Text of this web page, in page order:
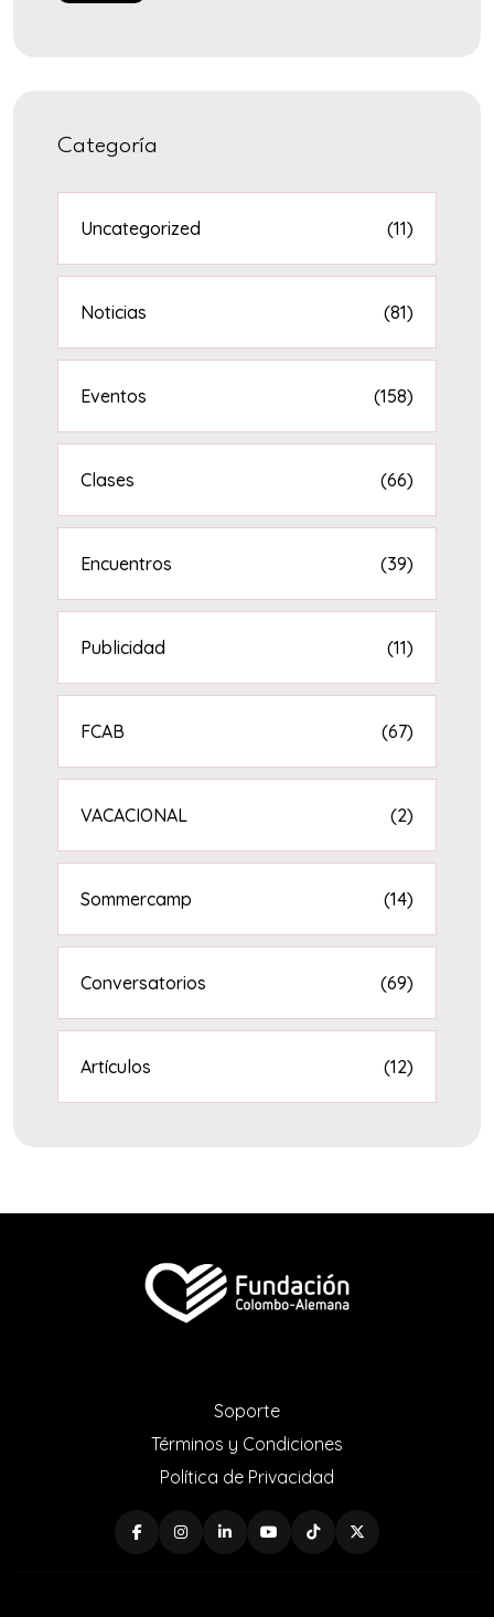
Categoría
Uncategorized (11)
Noticias (81)
Eventos (158)
Clases (66)
Encuentros (39)
Publicidad (11)
FCAB (67)
VACACIONAL (2)
Sommercamp (14)
Conversatorios (69)
Artículos (12)
Soporte
Términos y Condiciones
Política de Privacidad